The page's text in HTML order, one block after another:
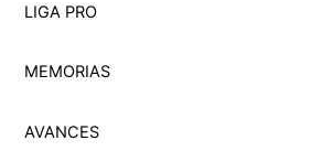
LIGA PRO
MEMORIAS
AVANCES